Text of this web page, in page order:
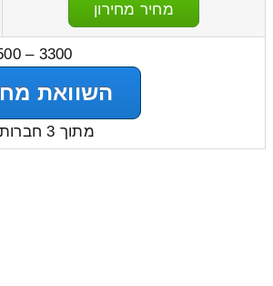
מחיר מחירון
3300 – 2500 ₪
השוואת
מתוך 3 חברות הובלות